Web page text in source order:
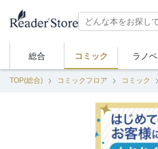
総合 コミック ラノベ
TOP(総合) コミックフロア コミック